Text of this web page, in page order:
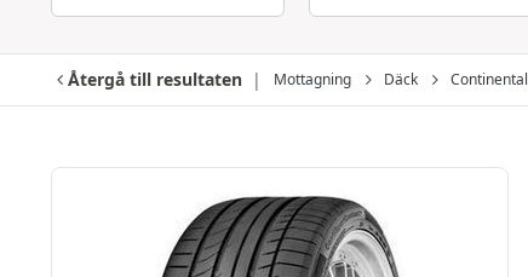
Återgå till resultaten Mottagning Däck Continental